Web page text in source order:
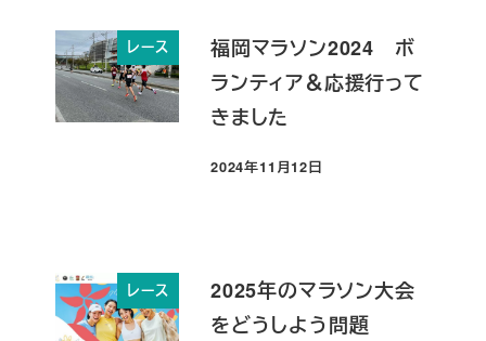
レース
福岡マラソン2024 ボ
ランティア＆応援行って
きました
投稿日
2024年11月12日
レース
2025年のマラソン大会
をどうしよう問題